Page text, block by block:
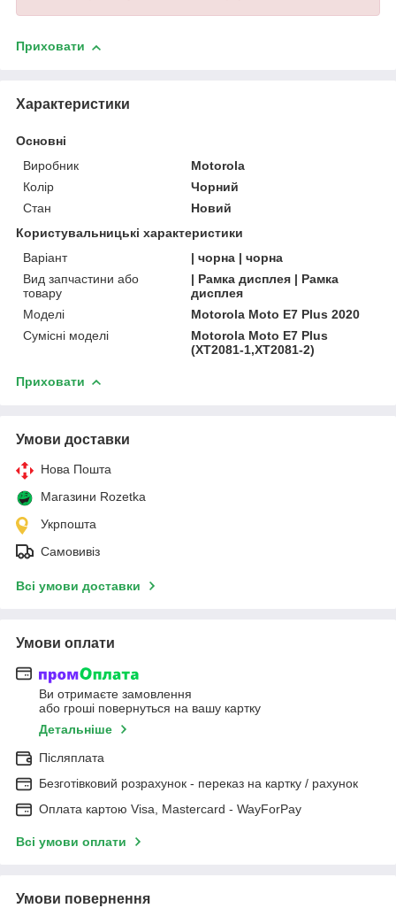
Приховати
Характеристики
Основні
Виробник
Motorola
Колір
Чорний
Стан
Новий
Користувальницькі характеристики
Варіант
| чорна | чорна
Вид запчастини або
товару
| Рамка дисплея | Рамка
дисплея
Моделі
Motorola Moto E7 Plus 2020
Сумісні моделі
Motorola Moto E7 Plus
(XT2081-1,XT2081-2)
Приховати
Умови доставки
Нова Пошта
Магазини Rozetka
Укрпошта
Самовивіз
Всі умови доставки
Умови оплати
Ви отримаєте замовлення
або гроші повернуться на вашу картку
Детальніше
Післяплата
Безготівковий розрахунок - переказ на картку / рахунок
Оплата картою Visa, Mastercard - WayForPay
Всі умови оплати
Умови повернення